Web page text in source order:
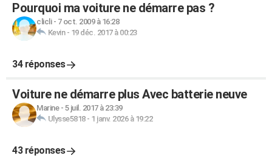
Pourquoi ma voiture ne démarre pas ?
clicli- 7 oct. 2009 à 16:28
Kevin- 19 déc. 2017 à 00:23
34 réponses
Voiture ne démarre plus Avec batterie neuve
Marine- 5 juil. 2017 à 23:39
Ulysse5818- 1 janv. 2026 à 19:22
43 réponses